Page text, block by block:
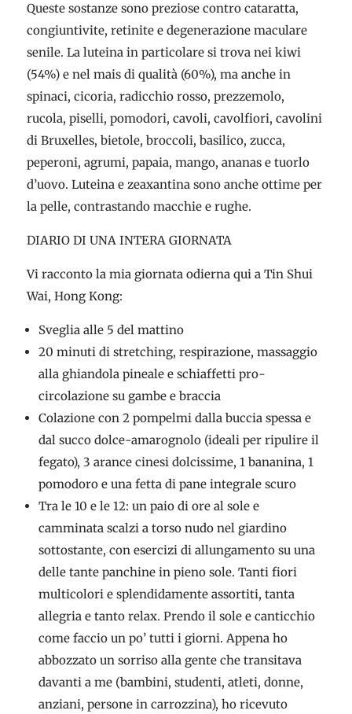
Queste sostanze sono preziose contro cataratta,
congiuntivite, retinite e degenerazione maculare
senile. La luteina in particolare si trova nei kiwi
(54%) e nel mais di qualità (60%), ma anche in
spinaci, cicoria, radicchio rosso, prezzemolo,
rucola, piselli, pomodori, cavoli, cavolfiori, cavolini
di Bruxelles, bietole, broccoli, basilico, zucca,
peperoni, agrumi, papaia, mango, ananas e tuorlo
d’uovo. Luteina e zeaxantina sono anche ottime per
la pelle, contrastando macchie e rughe.
DIARIO DI UNA INTERA GIORNATA
Vi racconto la mia giornata odierna qui a Tin Shui
Wai, Hong Kong:
Sveglia alle 5 del mattino
20 minuti di stretching, respirazione, massaggio
alla ghiandola pineale e schiaffetti pro-
circolazione su gambe e braccia
Colazione con 2 pompelmi dalla buccia spessa e
dal succo dolce-amarognolo (ideali per ripulire il
fegato), 3 arance cinesi dolcissime, 1 bananina, 1
pomodoro e una fetta di pane integrale scuro
Tra le 10 e le 12: un paio di ore al sole e
camminata scalzi a torso nudo nel giardino
sottostante, con esercizi di allungamento su una
delle tante panchine in pieno sole. Tanti fiori
multicolori e splendidamente assortiti, tanta
allegria e tanto relax. Prendo il sole e canticchio
come faccio un po’ tutti i giorni. Appena ho
abbozzato un sorriso alla gente che transitava
davanti a me (bambini, studenti, atleti, donne,
anziani, persone in carrozzina), ho ricevuto